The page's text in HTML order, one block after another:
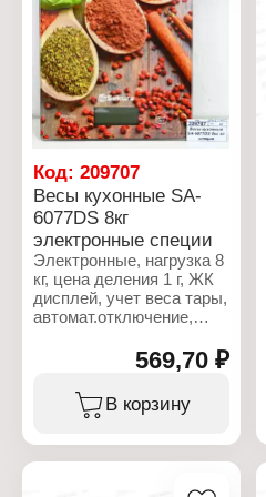
Код: 209707
Весы кухонные SA-
6077DS 8кг
электронные специи
Электронные, нагрузка 8
кг, цена деления 1 г, ЖК
дисплей, учет веса тары,
автомат.отключение,
заряда батарейки,
питание 1*CR2032 ,
пластиковый корпус,
рабочая поверхность
стекла, срок службы: 3
года, рисунок: с
569,70 ₽
В корзину